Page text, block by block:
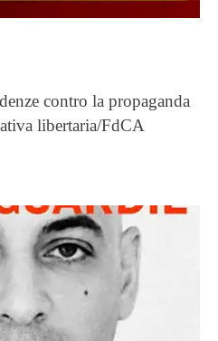
contro la propaganda
libertaria/FdCA